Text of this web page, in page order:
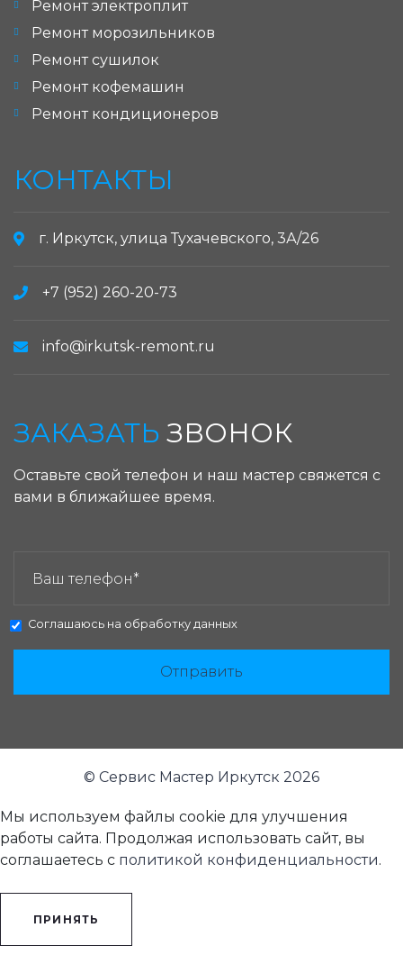
Ремонт электроплит
Ремонт морозильников
Ремонт сушилок
Ремонт кофемашин
Ремонт кондиционеров
КОНТАКТЫ
г. Иркутск, улица Тухачевского, 3А/26
+7 (952) 260-20-73
info@irkutsk-remont.ru
ЗАКАЗАТЬ ЗВОНОК
Оставьте свой телефон и наш мастер свяжется с
вами в ближайшее время.
Соглашаюсь на обработку данных
Отправить
© Сервис Мастер Иркутск 2026
Мы используем файлы cookie для улучшения
работы сайта. Продолжая использовать сайт, вы
соглашаетесь с политикой конфиденциальности.
ПРИНЯТЬ